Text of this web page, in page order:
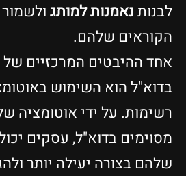
לבנותנאמנות למותג
הקוראים שלהם.
אחד ההיבטים המרכזיים של
בדוא"ל הוא השימוש
רשימות. על ידי אוטומציה
מסוימים בדוא"ל, עסקים
שלהם בצורה יעילה יותר